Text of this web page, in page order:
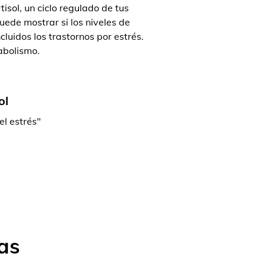
un ciclo regulado de tus
mostrar si los niveles de
los trastornos por estrés.
estrés"